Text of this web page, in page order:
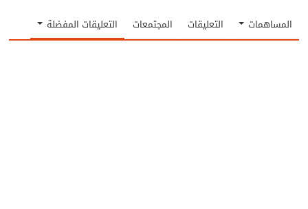
المساهمات التعليقات المجتمعات التعليقات المفضلة